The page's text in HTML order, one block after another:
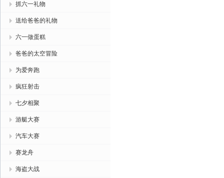
抓六一礼物
送给爸爸的礼物
六一做蛋糕
爸爸的太空冒险
为爱奔跑
疯狂射击
七夕相聚
游艇大赛
汽车大赛
赛龙舟
海盗大战